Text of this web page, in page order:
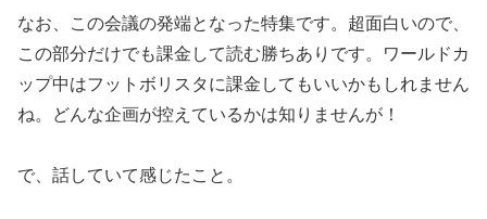
なお、この会議の発端となった特集です。超面白いので、
この部分だけでも課金して読む勝ちありです。ワールドカ
ップ中はフットボリスタに課金してもいいかもしれません
ね。どんな企画が控えているかは知りませんが！
で、話していて感じたこと。